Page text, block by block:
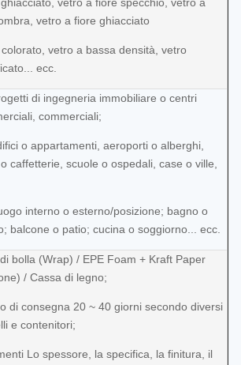
vetro a fiore ghiacciato
vetro a bassa densità, vetro
ecc.
di ingegneria immobiliare o centri
commerciali;
o appartamenti, aeroporti o alberghi,
caffetterie, scuole o ospedali, case o ville,
interno o esterno/posizione; bagno o
balcone o patio; cucina o soggiorno... ecc.
bolla (Wrap) / EPE Foam + Kraft Paper
/ Cassa di legno;
di consegna 20 ~ 40 giorni secondo diversi
e contenitori;
Lo spessore, la specifica, la finitura, il